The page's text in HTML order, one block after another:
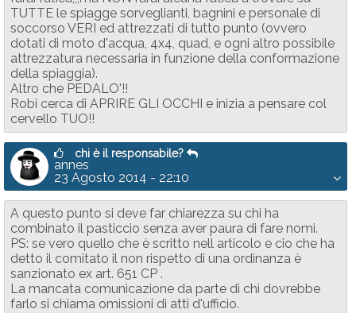
TUTTE le spiagge sorveglianti, bagnini e personale di
soccorso VERI ed attrezzati di tutto punto (ovvero
dotati di moto d'acqua, 4x4, quad, e ogni altro possibile
attrezzatura necessaria in funzione della conformazione
della spiaggia).
Altro che PEDALO'!!
Robi cerca di APRIRE GLI OCCHI e inizia a pensare col
cervello TUO!!
chi è il responsabile?
annes
23 Agosto 2014 - 22:10
A questo punto si deve far chiarezza su chi ha
combinato il pasticcio senza aver paura di fare nomi.
PS: se vero quello che è scritto nell articolo e cio che ha
detto il comitato il non rispetto di una ordinanza è
sanzionato ex art. 651 CP .
La mancata comunicazione da parte di chi dovrebbe
farlo si chiama omissioni di atti d'ufficio.